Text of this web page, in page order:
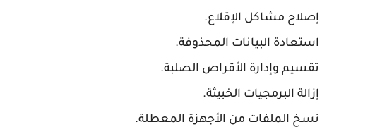
إصلاح مشاكل الإقلاع.
استعادة البيانات المحذوفة.
تقسيم وإدارة الأقراص الصلبة.
إزالة البرمجيات الخبيثة.
نسخ الملفات من الأجهزة المعطلة.